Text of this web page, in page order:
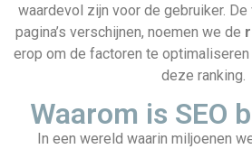
waardevol zijn voor de gebruiker.
pagina’s verschijnen, noemen we de
erop om de factoren te
deze ranking.
Waarom is SEO
In een wereld waarin miljoenen